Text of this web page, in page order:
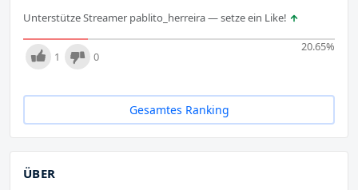
Unterstütze Streamer pablito_herreira — setze ein Like!
20.65%
1 0
Gesamtes Ranking
ÜBER